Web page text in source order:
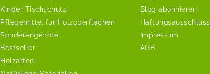
Kinder-Tischschutz
Pflegemittel für Holzoberflächen
Sonderangebote
Bestseller
Holzarten
Blog abonnieren
Haftungsausschluss
Impressum
AGB